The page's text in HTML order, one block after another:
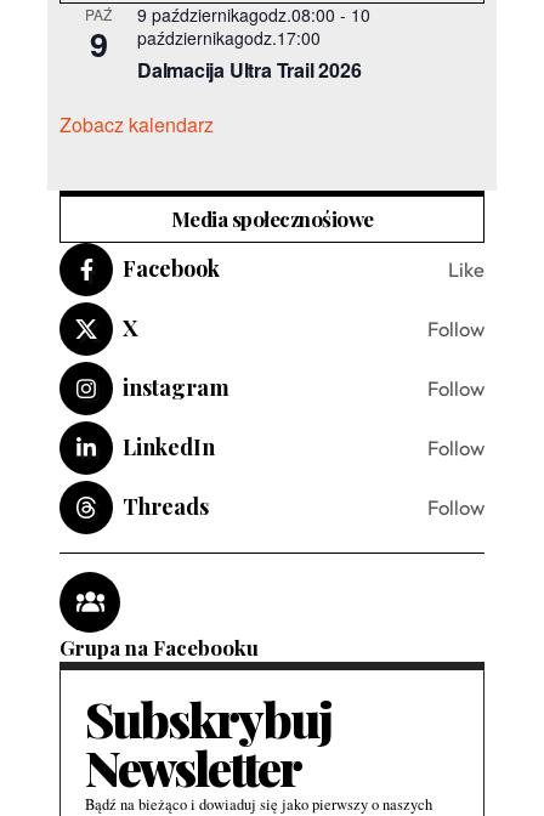
PAŹ
9
9 październikagodz.08:00 - 10
październikagodz.17:00
Dalmacija Ultra Trail 2026
Zobacz kalendarz
Media społecznośiowe
Facebook Like
X Follow
instagram Follow
LinkedIn Follow
Threads Follow
Grupa na Facebooku
Subskrybuj
Newsletter
Bądź na bieżąco i dowiaduj się jako pierwszy o naszych